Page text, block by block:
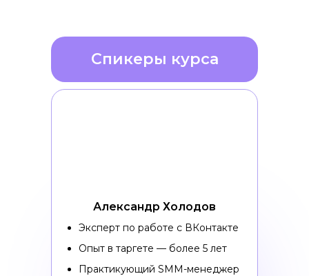
Александр Холодов
Эксперт по работе с ВКонтакте
Опыт в таргете — более 5 лет
Практикующий SMM-менеджер
Спикеры курса